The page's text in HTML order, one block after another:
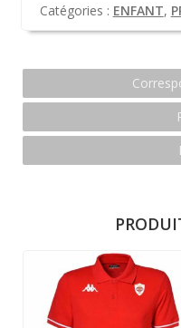
Catégories : ENFANT,